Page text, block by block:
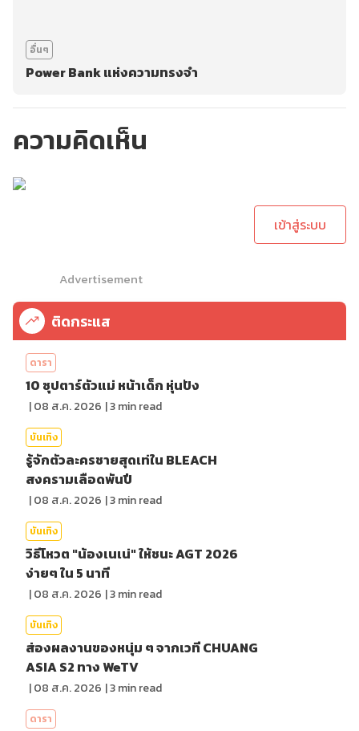
อื่นๆ
Power Bank แห่งความทรงจํา
ความคิดเห็น
เข้าสู่ระบบ
Advertisement
ติดกระแส
ดารา
10 ซุปตาร์ตัวแม่ หน้าเด็ก หุ่นปัง
|08 ส.ค. 2026 |3min read
บันเทิง
รู้จักตัวละครชายสุดเท่ใน BLEACH
สงครามเลือดพันปี
|08 ส.ค. 2026 |3min read
บันเทิง
วิธีโหวต "น้องเนเน่" ให้ชนะ AGT 2026
ง่ายๆ ใน 5 นาที
|08 ส.ค. 2026 |3min read
บันเทิง
ส่องผลงานของหนุ่ม ๆ จากเวที CHUANG
ASIA S2 ทาง WeTV
|08 ส.ค. 2026 |3min read
ดารา